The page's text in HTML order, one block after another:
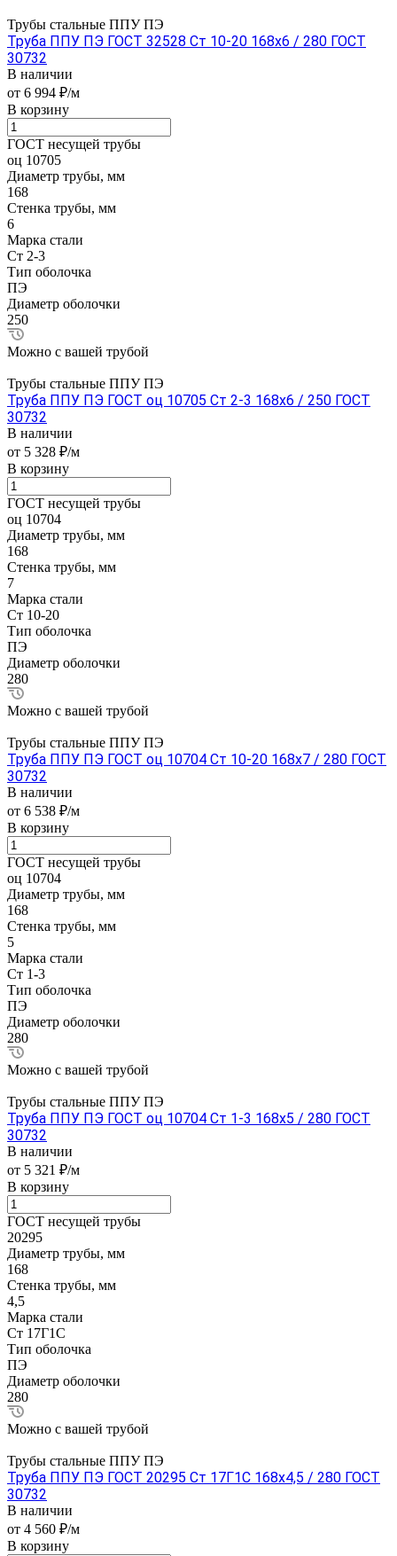
Трубы стальные ППУ ПЭ
Труба ППУ ПЭ ГОСТ 32528 Ст 10-20 168x6 / 280 ГОСТ
30732
В наличии
от 6 994 ₽/м
В корзину
ГОСТ несущей трубы
оц 10705
Диаметр трубы, мм
168
Стенка трубы, мм
6
Марка стали
Ст 2-3
Тип оболочка
ПЭ
Диаметр оболочки
250
Можно с вашей трубой
Трубы стальные ППУ ПЭ
Труба ППУ ПЭ ГОСТ оц 10705 Ст 2-3 168x6 / 250 ГОСТ
30732
В наличии
от 5 328 ₽/м
В корзину
ГОСТ несущей трубы
оц 10704
Диаметр трубы, мм
168
Стенка трубы, мм
7
Марка стали
Ст 10-20
Тип оболочка
ПЭ
Диаметр оболочки
280
Можно с вашей трубой
Трубы стальные ППУ ПЭ
Труба ППУ ПЭ ГОСТ оц 10704 Ст 10-20 168x7 / 280 ГОСТ
30732
В наличии
от 6 538 ₽/м
В корзину
ГОСТ несущей трубы
оц 10704
Диаметр трубы, мм
168
Стенка трубы, мм
5
Марка стали
Ст 1-3
Тип оболочка
ПЭ
Диаметр оболочки
280
Можно с вашей трубой
Трубы стальные ППУ ПЭ
Труба ППУ ПЭ ГОСТ оц 10704 Ст 1-3 168x5 / 280 ГОСТ
30732
В наличии
от 5 321 ₽/м
В корзину
ГОСТ несущей трубы
20295
Диаметр трубы, мм
168
Стенка трубы, мм
4,5
Марка стали
Ст 17Г1С
Тип оболочка
ПЭ
Диаметр оболочки
280
Можно с вашей трубой
Трубы стальные ППУ ПЭ
Труба ППУ ПЭ ГОСТ 20295 Ст 17Г1С 168x4,5 / 280 ГОСТ
30732
В наличии
от 4 560 ₽/м
В корзину